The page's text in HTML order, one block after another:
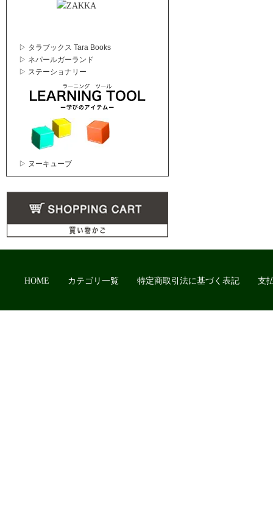
▷ タラブックス Tara Books
▷ ネパールガーランド
▷ ステーショナリー
▷ ヌーキューブ
HOME カテゴリ一覧 特定商取引法に基づく表記 支